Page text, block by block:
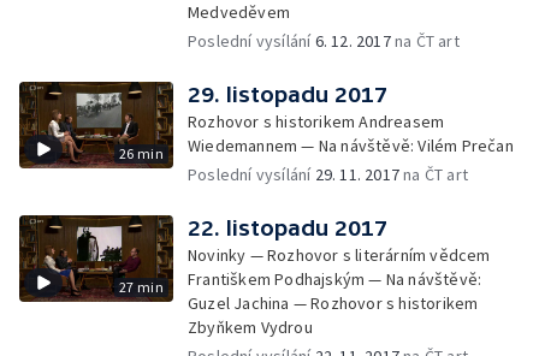
Medveděvem
Poslední vysílání6. 12. 2017na ČT art
26 min
29. listopadu 2017
Rozhovor s historikem Andreasem
Wiedemannem — Na návštěvě: Vilém Prečan
Poslední vysílání 29. 11. 2017na ČT art
27 min
22. listopadu 2017
Novinky — Rozhovor s literárním vědcem
Františkem Podhajským — Na návštěvě:
Guzel Jachina — Rozhovor s historikem
Zbyňkem Vydrou